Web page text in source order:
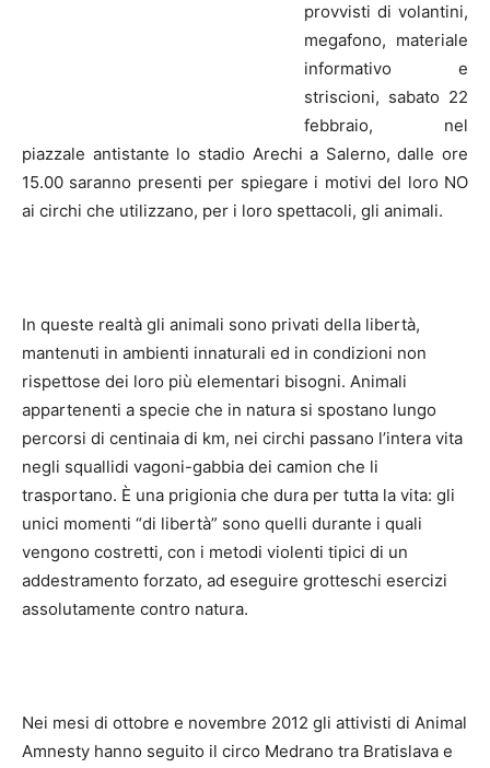
provvisti di volantini,
megafono, materiale
informativo e
striscioni, sabato 22
febbraio, nel
piazzale antistante lo stadio Arechi a Salerno, dalle ore
15.00 saranno presenti per spiegare i motivi del loro NO
ai circhi che utilizzano, per i loro spettacoli, gli animali.
In queste realtà gli animali sono privati della libertà,
mantenuti in ambienti innaturali ed in condizioni non
rispettose dei loro più elementari bisogni. Animali
appartenenti a specie che in natura si spostano lungo
percorsi di centinaia di km, nei circhi passano l’intera vita
negli squallidi vagoni-gabbia dei camion che li
trasportano. È una prigionia che dura per tutta la vita: gli
unici momenti “di libertà” sono quelli durante i quali
vengono costretti, con i metodi violenti tipici di un
addestramento forzato, ad eseguire grotteschi esercizi
assolutamente contro natura.
Nei mesi di ottobre e novembre 2012 gli attivisti di Animal
Amnesty hanno seguito il circo Medrano tra Bratislava e